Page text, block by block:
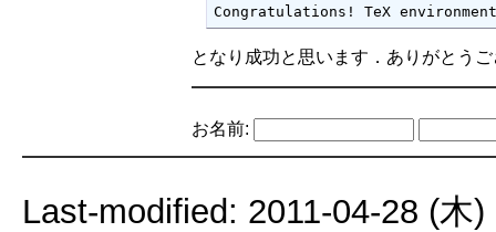
Congratulations! TeX
となり成功と思います．ありがとう
お名前:
Last-modified: 2011-04-28 (木